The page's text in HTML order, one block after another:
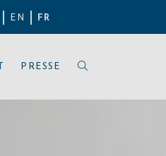
EN FR
PRESSE